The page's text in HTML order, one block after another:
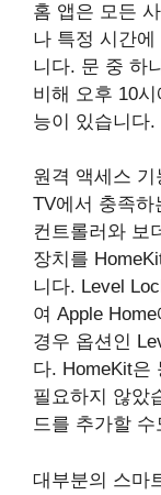
홈 앱은 모든
나 특정 시간
니다. 문 중 하
비해 오후 10
능이 있습니다.
원격 액세스
TV‌에서 충족하
컨트롤러와 보
장치를
니다. Level
여 Apple
경우 옵션인
다. HomeKit은
필요하지 않았
드를 추가할
대부분의 스마